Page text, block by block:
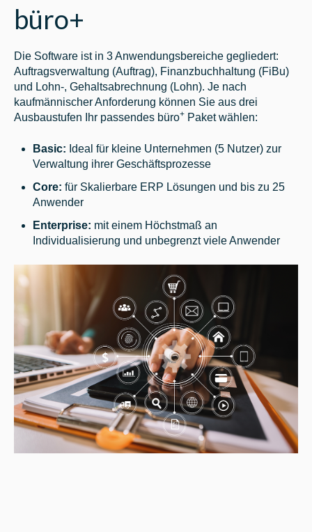
büro+
Die Software ist in 3 Anwendungsbereiche gegliedert:
Auftragsverwaltung (Auftrag), Finanzbuchhaltung (FiBu)
und Lohn-, Gehaltsabrechnung (Lohn). Je nach
kaufmännischer Anforderung können Sie aus drei
Ausbaustufen Ihr passendes büro+ Paket wählen:
Basic: Ideal für kleine Unternehmen (5 Nutzer) zur
Verwaltung ihrer Geschäftsprozesse
Core: für Skalierbare ERP Lösungen und bis zu 25
Anwender
Enterprise: mit einem Höchstmaß an
Individualisierung und unbegrenzt viele Anwender